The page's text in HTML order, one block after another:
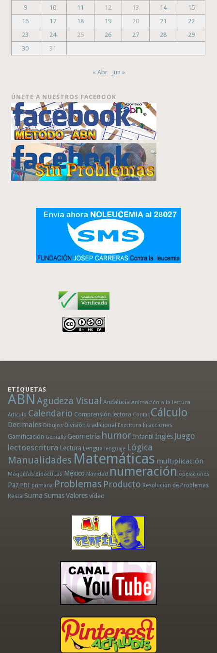
9
10 11 12 13 14
15
16
17 18 19 20 21
22
23
24 25 26 27 28
29
30
31
« Abr Jun »
ÚNETE A NUESTROS FACEBOOK
ETIQUETAS
ABN Agudeza Visual Andalucía Animación a la lectura
Artículo Calendario Comprensión lectora Contar Cálculo
Decimales Dibujos División tradicional Escritura Fracciones
Gamificación Genially Geometría humor Infantil Inglés Juego
lectoescritura Lectura Lengua lenguaje Lógica
Manualidades Matemáticas multiplicación
Máquinas didácticas México Navidad numeración operaciones
Paz PDI primaria Problemas Producto Resolución de Problemas
Resta Suma Sumas Valores vídeo